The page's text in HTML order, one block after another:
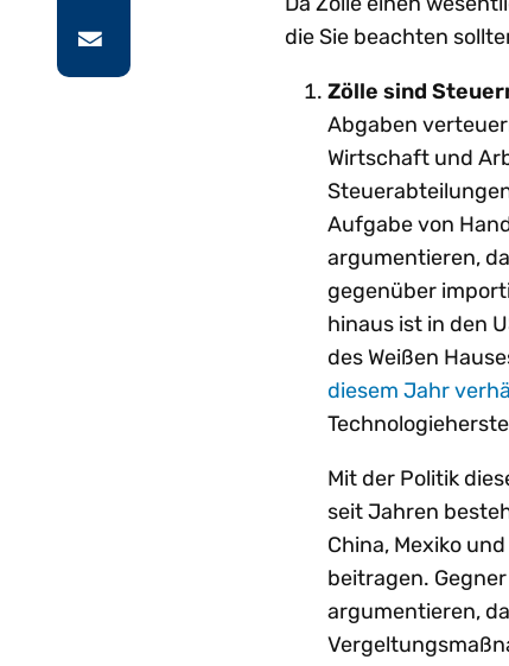
die Sie beachten
Zölle sind
Abgaben
Wirtschaft und
Aufgabe von
argumentieren,
gegenüber
hinaus ist in den
des Weißen
diesem Jahr
Mit der Politik
seit Jahren
China, Mexiko
beitragen.
argumentieren,